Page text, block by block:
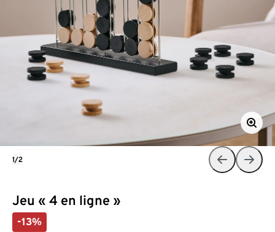
Jeu « 4 en ligne »
-13%
1/2